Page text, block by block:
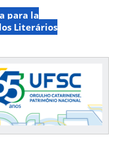
para la
Literários